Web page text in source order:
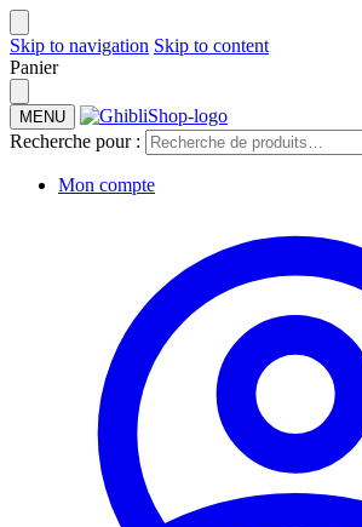
Skip to navigation Skip to content
Panier
MENU
Recherche pour :
Mon compte